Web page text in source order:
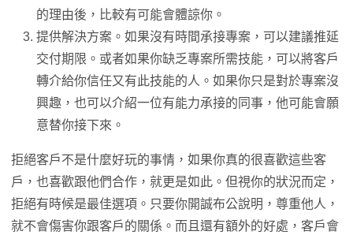
的理由後，比較有可能會體諒你。
提供解決方案。如果沒有時間承接專案，可以建議推延
交付期限。或者如果你缺乏專案所需技能，可以將客戶
轉介給你信任又有此技能的人。如果你只是對於專案沒
興趣，也可以介紹一位有能力承接的同事，他可能會願
意替你接下來。
拒絕客戶不是什麼好玩的事情，如果你真的很喜歡這些客
戶，也喜歡跟他們合作，就更是如此。但視你的狀況而定，
拒絕有時候是最佳選項。只要你開誠布公說明，尊重他人，
就不會傷害你跟客戶的關係。而且還有額外的好處，客戶會